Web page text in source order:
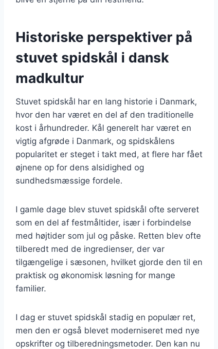
Historiske perspektiver på
stuvet spidskål i dansk
madkultur
Stuvet spidskål har en lang historie i Danmark,
hvor den har været en del af den traditionelle
kost i århundreder. Kål generelt har været en
vigtig afgrøde i Danmark, og spidskålens
popularitet er steget i takt med, at flere har fået
øjnene op for dens alsidighed og
sundhedsmæssige fordele.
I gamle dage blev stuvet spidskål ofte serveret
som en del af festmåltider, især i forbindelse
med højtider som jul og påske. Retten blev ofte
tilberedt med de ingredienser, der var
tilgængelige i sæsonen, hvilket gjorde den til en
praktisk og økonomisk løsning for mange
familier.
I dag er stuvet spidskål stadig en populær ret,
men den er også blevet moderniseret med nye
opskrifter og tilberedningsmetoder. Den kan nu